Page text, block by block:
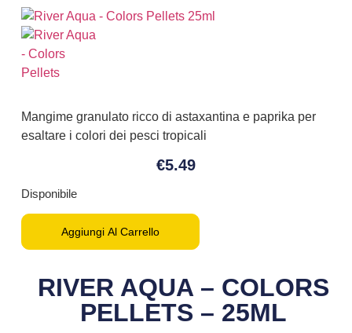
Mangime granulato ricco di astaxantina e paprika per
esaltare i colori dei pesci tropicali
€5.49
Disponibile
Aggiungi Al Carrello
RIVER AQUA – COLORS
PELLETS – 25ML